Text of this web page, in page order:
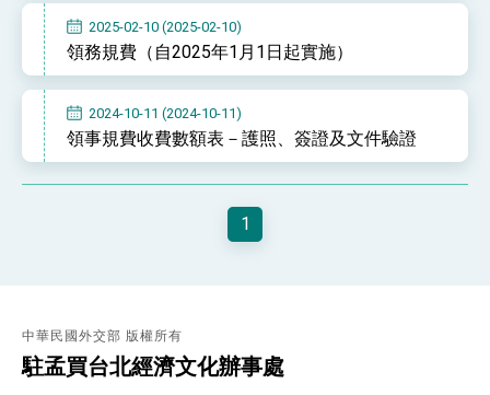
臺美經貿談判獲階段性成果 卓揆期勉爭取時間完
成「臺美對等貿易協定」簽署
卓揆：臺美關稅談判階段性結果有助臺灣取得有
利戰略地位 全力支持「臺美對等貿易協定」簽署
外交部與數位發展部攜手合作，整合台灣雄厚數
位實力，達成固邦榮邦目標
外交部長林佳龍主持第35次「參與亞太經濟合作
策略小組」跨部會會議
「總合外交」與台歐美日關係深化
總統以「韌性之島，希望之光」為題發表2026新
變局中 奮起的新臺灣 總統發表國慶演說
總統發表執政周年談話 盼面對未來挑戰 堅持
2025-02-10 (2025-02-10)
領務規費（自2025年1月1日起實施）
2024-10-11 (2024-10-11)
領事規費收費數額表－護照、簽證及文件驗證
1
中華民國外交部 版權所有
駐孟買台北經濟文化辦事處